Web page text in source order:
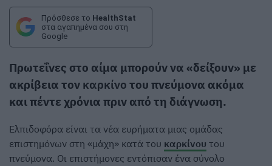
Πρόσθεσε το HealthStat
στα αγαπημένα σου στη
Google
Πρωτεΐνες στο αίμα μπορούν να «δείξουν» με
ακρίβεια τον καρκίνο του πνεύμονα ακόμα
και πέντε χρόνια πριν από τη διάγνωση.
Ελπιδοφόρα είναι τα νέα ευρήματα μιας ομάδας
επιστημόνων στη «μάχη» κατά του καρκίνου του
πνεύμονα. Οι επιστήμονες εντόπισαν ένα σύνολο